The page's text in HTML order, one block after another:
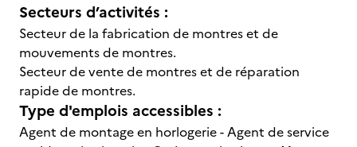
Secteurs d’activités :
Secteur de la fabrication de montres et de
mouvements de montres.
Secteur de vente de montres et de réparation
rapide de montres.
Type d'emplois accessibles :
Agent de montage en horlogerie - Agent de service